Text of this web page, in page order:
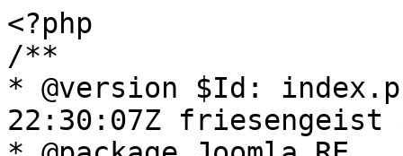
<?php
/**
* @version $Id:
22:30:07Z friesengeist